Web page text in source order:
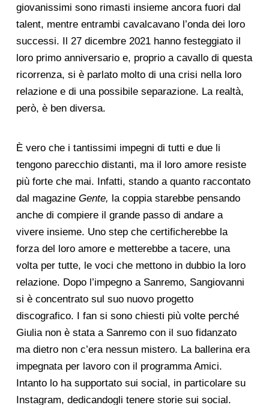
giovanissimi sono rimasti insieme ancora fuori dal
talent, mentre entrambi cavalcavano l’onda dei loro
successi. Il 27 dicembre 2021 hanno festeggiato il
loro primo anniversario e, proprio a cavallo di questa
ricorrenza, si è parlato molto di una crisi nella loro
relazione e di una possibile separazione. La realtà,
però, è ben diversa.
È vero che i tantissimi impegni di tutti e due li
tengono parecchio distanti, ma il loro amore resiste
più forte che mai. Infatti, stando a quanto raccontato
dal magazine Gente, la coppia starebbe pensando
anche di compiere il grande passo di andare a
vivere insieme. Uno step che certificherebbe la
forza del loro amore e metterebbe a tacere, una
volta per tutte, le voci che mettono in dubbio la loro
relazione. Dopo l’impegno a Sanremo, Sangiovanni
si è concentrato sul suo nuovo progetto
discografico. I fan si sono chiesti più volte perché
Giulia non è stata a Sanremo con il suo fidanzato
ma dietro non c’era nessun mistero. La ballerina era
impegnata per lavoro con il programma Amici.
Intanto lo ha supportato sui social, in particolare su
Instagram, dedicandogli tenere storie sui social.